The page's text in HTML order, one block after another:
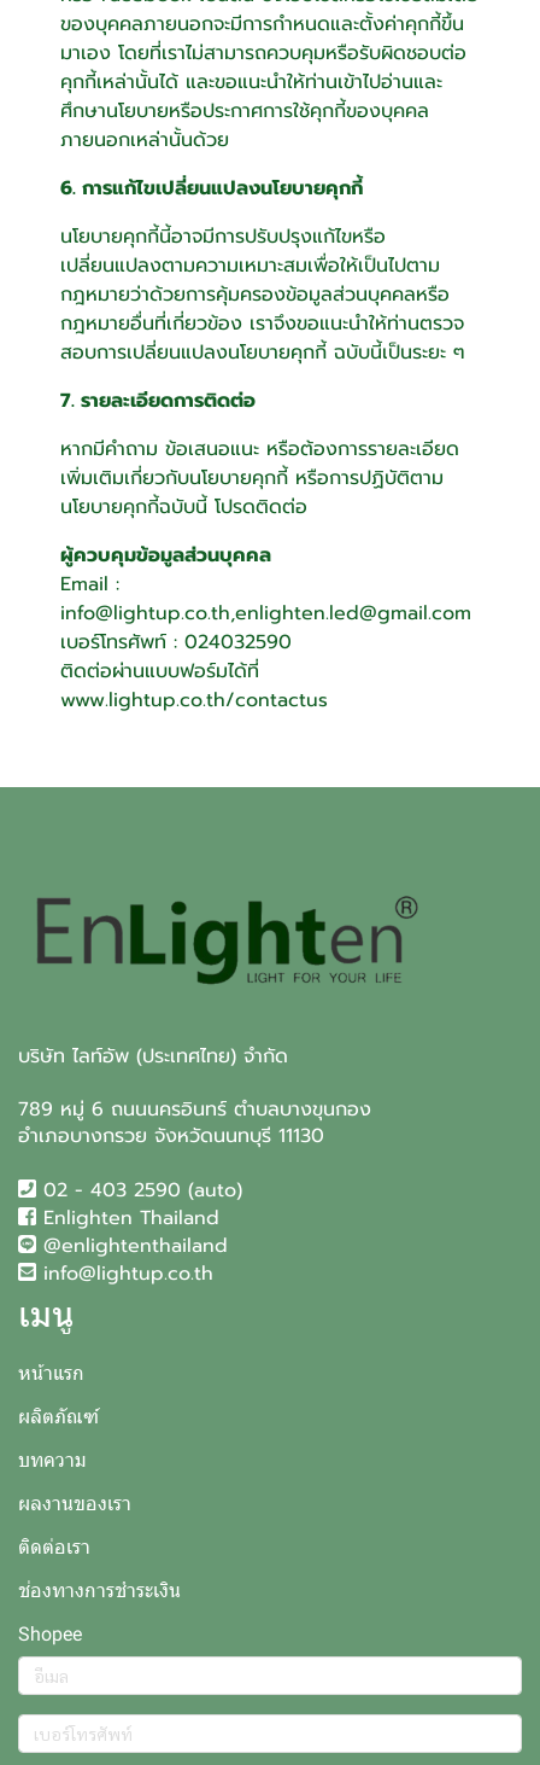
ของบุคคลภายนอกจะมีการกำหนดและตั้งค่าคุกกี้ขึ้น
มาเอง โดยที่เราไม่สามารถควบคุมหรือรับผิดชอบต่อ
คุกกี้เหล่านั้นได้ และขอแนะนำให้ท่านเข้าไปอ่านและ
ศึกษานโยบายหรือประกาศการใช้คุกกี้ของบุคคล
ภายนอกเหล่านั้นด้วย
6. การแก้ไขเปลี่ยนแปลงนโยบายคุกกี้
นโยบายคุกกี้นี้อาจมีการปรับปรุงแก้ไขหรือ
เปลี่ยนแปลงตามความเหมาะสมเพื่อให้เป็นไปตาม
กฎหมายว่าด้วยการคุ้มครองข้อมูลส่วนบุคคลหรือ
กฎหมายอื่นที่เกี่ยวข้อง เราจึงขอแนะนำให้ท่านตรวจ
สอบการเปลี่ยนแปลงนโยบายคุกกี้ ฉบับนี้เป็นระยะ ๆ
7. รายละเอียดการติดต่อ
หากมีคำถาม ข้อเสนอแนะ หรือต้องการรายละเอียด
เพิ่มเติมเกี่ยวกับนโยบายคุกกี้ หรือการปฏิบัติตาม
นโยบายคุกกี้ฉบับนี้ โปรดติดต่อ
ผู้ควบคุมข้อมูลส่วนบุคคล
Email :
info@lightup.co.th,enlighten.led@gmail.com
เบอร์โทรศัพท์ : 024032590
ติดต่อผ่านแบบฟอร์มได้ที่
www.lightup.co.th/contactus
บริษัท ไลท์อัพ (ประเทศไทย) จำกัด
789 หมู่ 6 ถนนนครอินทร์ ตำบลบางขุนกอง
อำเภอบางกรวย จังหวัดนนทบุรี 11130
02 - 403 2590 (auto)
Enlighten Thailand
@enlightenthailand
info@lightup.co.th
เมนู
หน้าแรก
ผลิตภัณฑ์
บทความ
ผลงานของเรา
ติดต่อเรา
ช่องทางการชำระเงิน
Shopee